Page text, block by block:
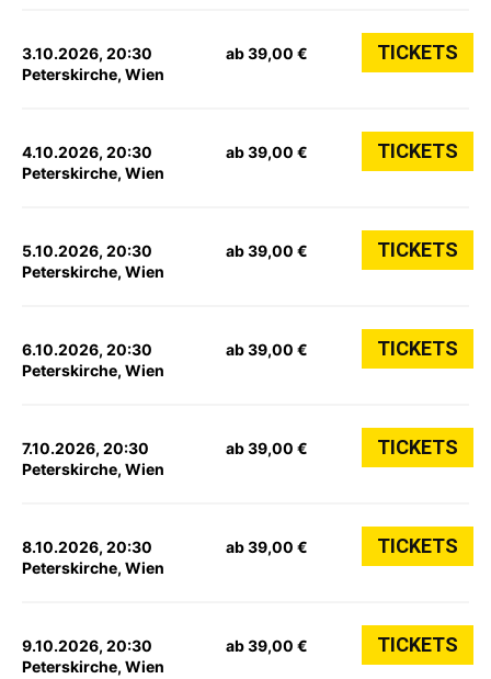
3.10.2026, 20:30
Peterskirche, Wien
ab 39,00 € TICKETS
4.10.2026, 20:30
Peterskirche, Wien
ab 39,00 € TICKETS
5.10.2026, 20:30
Peterskirche, Wien
ab 39,00 € TICKETS
6.10.2026, 20:30
Peterskirche, Wien
ab 39,00 € TICKETS
7.10.2026, 20:30
Peterskirche, Wien
ab 39,00 € TICKETS
8.10.2026, 20:30
Peterskirche, Wien
ab 39,00 € TICKETS
9.10.2026, 20:30
Peterskirche, Wien
ab 39,00 € TICKETS